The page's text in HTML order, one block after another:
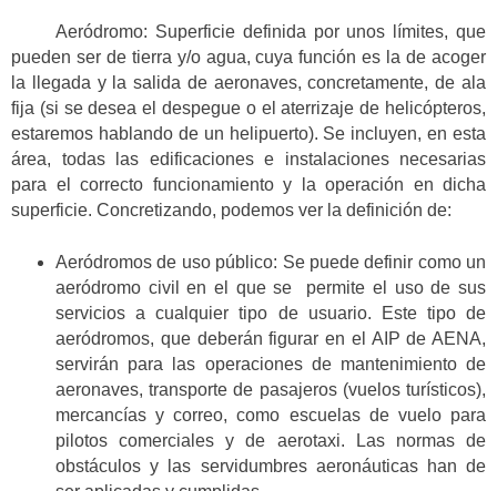
Aeródromo: Superficie definida por unos límites, que
pueden ser de tierra y/o agua, cuya función es la de acoger
la llegada y la salida de aeronaves, concretamente, de ala
fija (si se desea el despegue o el aterrizaje de helicópteros,
estaremos hablando de un helipuerto). Se incluyen, en esta
área, todas las edificaciones e instalaciones necesarias
para el correcto funcionamiento y la operación en dicha
superficie. Concretizando, podemos ver la definición de:
Aeródromos de uso público: Se puede definir como un
aeródromo civil en el que se permite el uso de sus
servicios a cualquier tipo de usuario. Este tipo de
aeródromos, que deberán figurar en el AIP de AENA,
servirán para las operaciones de mantenimiento de
aeronaves, transporte de pasajeros (vuelos turísticos),
mercancías y correo, como escuelas de vuelo para
pilotos comerciales y de aerotaxi. Las normas de
obstáculos y las servidumbres aeronáuticas han de